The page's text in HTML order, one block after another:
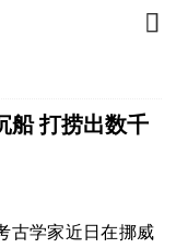

船 打捞出数千
古学家近日在挪威